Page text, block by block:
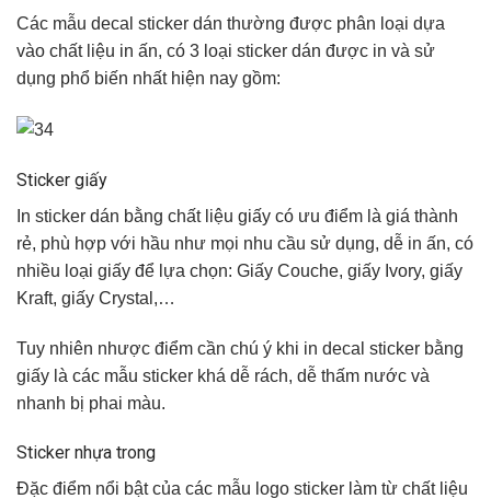
Các mẫu decal sticker dán thường được phân loại dựa
vào chất liệu in ấn, có 3 loại sticker dán được in và sử
dụng phổ biến nhất hiện nay gồm:
Sticker giấy
In sticker dán bằng chất liệu giấy có ưu điểm là giá thành
rẻ, phù hợp với hầu như mọi nhu cầu sử dụng, dễ in ấn, có
nhiều loại giấy để lựa chọn: Giấy Couche, giấy Ivory, giấy
Kraft, giấy Crystal,…
Tuy nhiên nhược điểm cần chú ý khi in decal sticker bằng
giấy là các mẫu sticker khá dễ rách, dễ thấm nước và
nhanh bị phai màu.
Sticker nhựa trong
Đặc điểm nổi bật của các mẫu logo sticker làm từ chất liệu